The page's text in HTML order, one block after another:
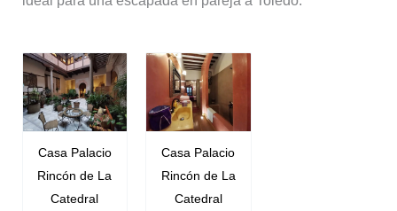
Casa Palacio
Rincón de La
Catedral
Casa Palacio
Rincón de La
Catedral